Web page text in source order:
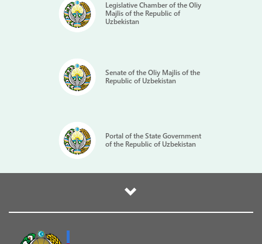
Legislative Chamber of the Oliy
Majlis of the Republic of
Uzbekistan
Senate of the Oliy Majlis of the
Republic of Uzbekistan
Portal of the State Government
of the Republic of Uzbekistan